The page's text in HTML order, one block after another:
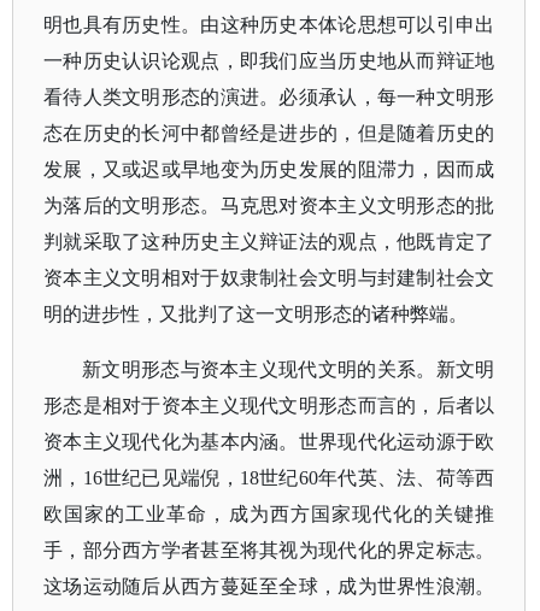
明也具有历史性。由这种历史本体论思想可以引申出
一种历史认识论观点，即我们应当历史地从而辩证地
看待人类文明形态的演进。必须承认，每一种文明形
态在历史的长河中都曾经是进步的，但是随着历史的
发展，又或迟或早地变为历史发展的阻滞力，因而成
为落后的文明形态。马克思对资本主义文明形态的批
判就采取了这种历史主义辩证法的观点，他既肯定了
资本主义文明相对于奴隶制社会文明与封建制社会文
明的进步性，又批判了这一文明形态的诸种弊端。
新文明形态与资本主义现代文明的关系。新文明
形态是相对于资本主义现代文明形态而言的，后者以
资本主义现代化为基本内涵。世界现代化运动源于欧
洲， 16世纪已见端倪，18世纪60年代英、法、荷等西
欧国家的工业革命，成为西方国家现代化的关键推
手，部分西方学者甚至将其视为现代化的界定标志。
这场运动随后从西方蔓延至全球，成为世界性浪潮。